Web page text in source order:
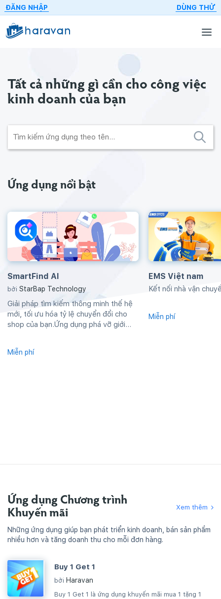
ĐĂNG NHẬP DÙNG THỬ
Tất cả những gì cần cho công việc
kinh doanh của bạn
Ứng dụng nổi bật
SmartFind AI
bởi StarBap Technology
Giải pháp tìm kiếm thông minh thế hệ
mới, tối ưu hóa tỷ lệ chuyển đổi cho
shop của bạn.Ứng dụng phá vỡ giới
Miễn phí
EMS Việt nam
Kết nối nhà vận
Miễn phí
Ứng dụng Chương trình
Khuyến mãi
Xem thêm
Những ứng dụng giúp bạn phát triển kinh doanh, bán sản phẩm
nhiều hơn và tăng doanh thu cho mỗi đơn hàng.
Buy 1 Get 1
bởi Haravan
Buy 1 Get 1 là ứng dụng khuyến mãi mua 1 tặng 1